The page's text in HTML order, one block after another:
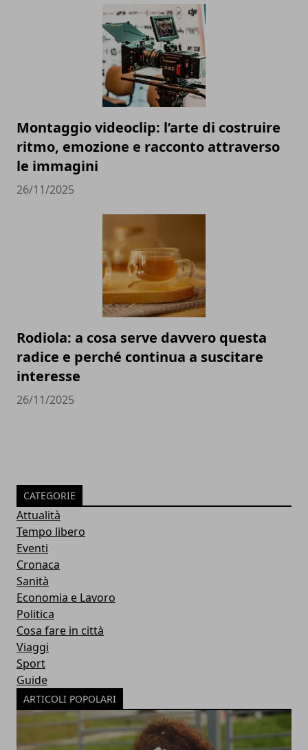
Montaggio videoclip: l’arte di costruire
ritmo, emozione e racconto attraverso
le immagini
26/11/2025
Rodiola: a cosa serve davvero questa
radice e perché continua a suscitare
interesse
26/11/2025
CATEGORIE
Attualità
Tempo libero
Eventi
Cronaca
Sanità
Economia e Lavoro
Politica
Cosa fare in città
Viaggi
Sport
Guide
ARTICOLI POPOLARI